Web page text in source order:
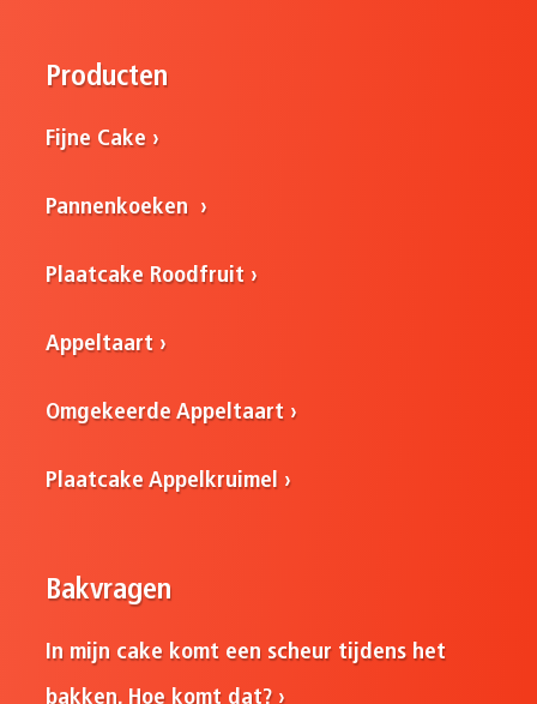
Producten
Fijne Cake
Pannenkoeken
Plaatcake Roodfruit
Appeltaart
Omgekeerde Appeltaart
Plaatcake Appelkruimel
Bakvragen
In mijn cake komt een scheur tijdens het
bakken. Hoe komt dat?